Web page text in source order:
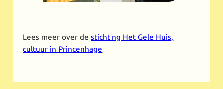
Lees meer over destichting Het Gele Huis,
cultuur in Princenhage